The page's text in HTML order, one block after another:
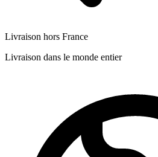
Livraison hors France
Livraison dans le monde entier